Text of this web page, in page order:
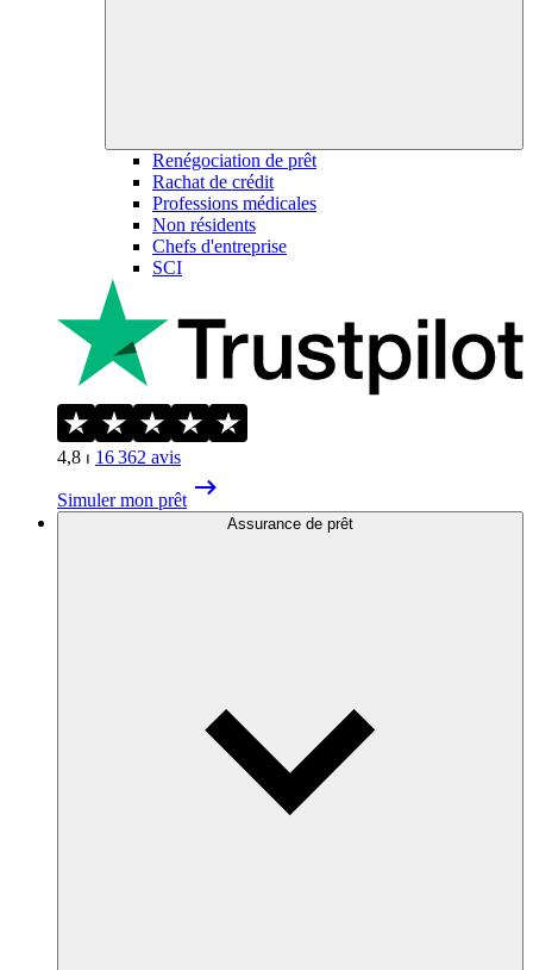
Renégociation de prêt
Rachat de crédit
Professions médicales
Non résidents
Chefs d'entreprise
SCI
4,8 ⏐ 16 362 avis
Simuler mon prêt
Assurance de prêt